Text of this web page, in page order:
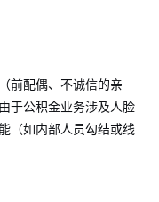
前配偶、不诚信的亲
于公积金业务涉及人脸
（如内部人员勾结或线